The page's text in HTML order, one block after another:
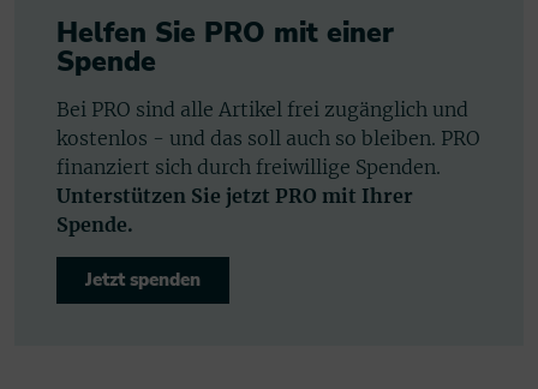
Helfen Sie PRO mit einer
Spende
Bei PRO sind alle Artikel frei zugänglich und
kostenlos - und das soll auch so bleiben. PRO
finanziert sich durch freiwillige Spenden.
Unterstützen Sie jetzt PRO mit Ihrer
Spende.
Jetzt spenden